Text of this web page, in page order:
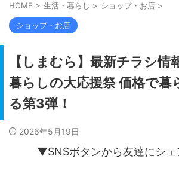
HOME > 生活・暮らし > ショップ・お店 >
ショップ・お店
【しまむら】最新チラシ情
暮らしの大応援祭 価格で暮
る第3弾！
2026年5月19日
▼SNSボタンから友達にシ